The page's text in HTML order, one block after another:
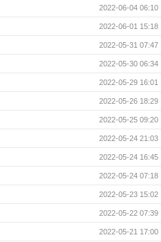
2022-06-04 06:10
2022-06-01 15:18
2022-05-31 07:47
2022-05-30 06:34
2022-05-29 16:01
2022-05-26 18:29
2022-05-25 09:20
2022-05-24 21:03
2022-05-24 16:45
2022-05-24 07:18
2022-05-23 15:02
2022-05-22 07:39
2022-05-21 17:00